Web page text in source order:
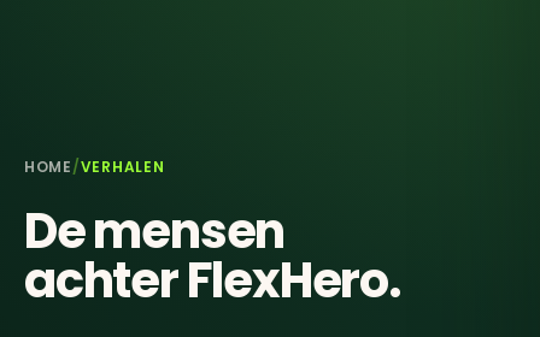
HOME/VERHALEN
De mensen
achterFlexHero.